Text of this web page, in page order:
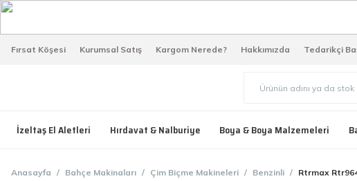
Fırsat Köşesi Kurumsal Satış Kargom Nerede? Hakkımızda Tedarikçi
İzeltaş El Aletleri Hırdavat & Nalburiye Boya & Boya Malzemeleri
Anasayfa Bahçe Makinaları Çim Biçme Makineleri Benzinli Rtrmax